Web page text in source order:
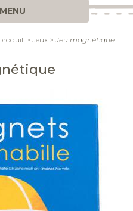
MENU
> Jeux > Jeu magnétique